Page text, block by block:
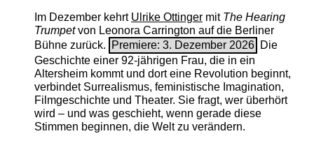
Im Dezember kehrt Ulrike Ottingermit The ­Hearing
Trumpetvon Leonora Carrington auf die Berliner
Bühne zurück.
Premiere: 3. Dezember 2026 Die
Geschichte einer 92-jährigen Frau, die in ein
Altersheim kommt und dort eine Revolution beginnt,
verbindet Surrealismus, feministische Imagination,
Filmgeschichte und Theater. Sie fragt, wer überhört
wird – und was geschieht, wenn gerade diese
Stimmen beginnen, die Welt zu verändern.